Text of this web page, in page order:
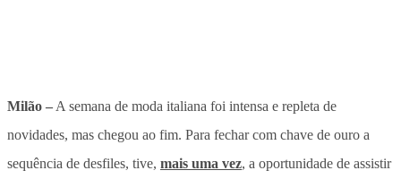
Milão – A semana de moda italiana foi intensa e repleta de
novidades, mas chegou ao fim. Para fechar com chave de ouro a
sequência de desfiles, tive, mais uma vez, a oportunidade de assistir